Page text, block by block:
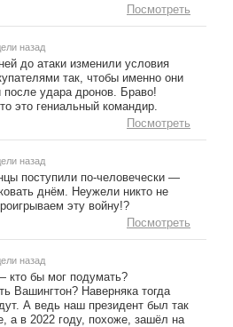
Посмотреть
назад
до атаки изменили условия
так, чтобы именно они
после удара дронов. Браво!
это гениальный командир.
Посмотреть
назад
поступили по-человечески —
днём. Неужели никто не
эту войну!?
Посмотреть
назад
кто бы мог подумать?
Вашингтон? Наверняка тогда
А ведь наш президент был так
а в 2022 году, похоже, зашёл на